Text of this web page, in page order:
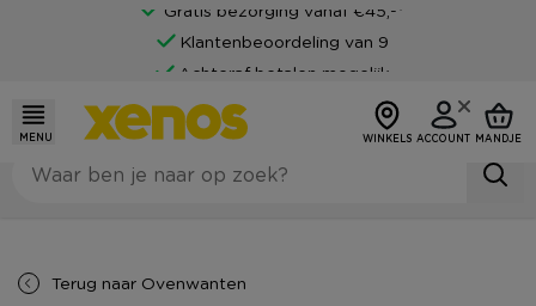
Gratis bezorging vanaf €45,-*
Klantenbeoordeling van 9
Achteraf betalen mogelijk
MENU WINKELS ACCOUNT MANDJE
Terug naar Ovenwanten